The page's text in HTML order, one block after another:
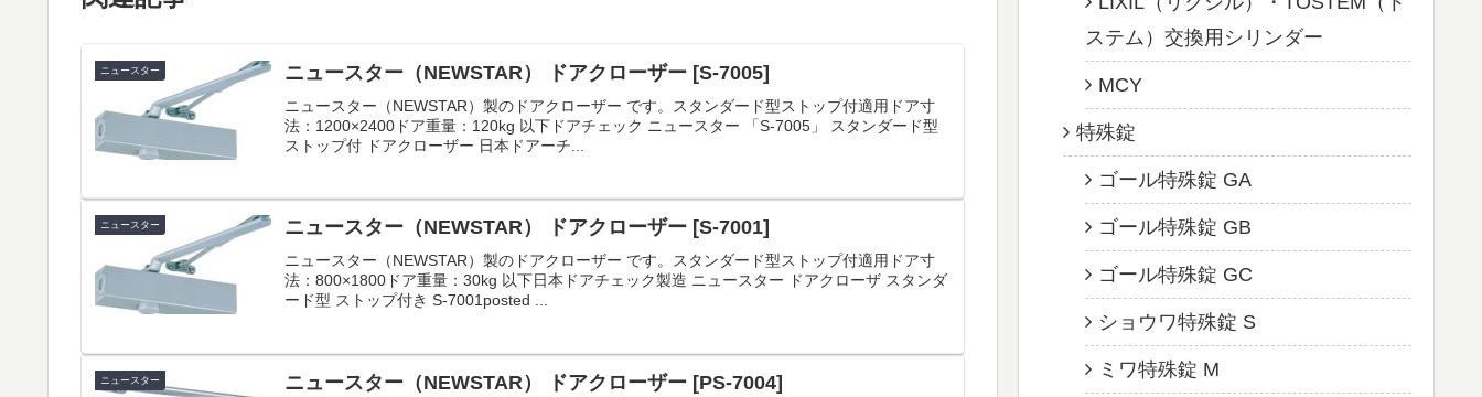
ニュースター ニュースター（NEWSTAR） ドアクローザー [S-7005]
ニュースター（NEWSTAR）製のドアクローザー です。スタンダード型ストップ付適用ドア寸
法：1200×2400ドア重量：120kg 以下ドアチェック ニュースター 「S-7005」 スタンダード型
ストップ付 ドアクローザー 日本ドアーチ...
ニュースター ニュースター（NEWSTAR） ドアクローザー [S-7001]
ニュースター（NEWSTAR）製のドアクローザー です。スタンダード型ストップ付適用ドア寸
法：800×1800ドア重量：30kg 以下日本ドアチェック製造 ニュースター ドアクローザ スタンダ
ード型 ストップ付き S-7001posted ...
ニュースター ニュースター（NEWSTAR） ドアクローザー [PS-7004]
ステム）交換用シリンダー
MCY
特殊錠
ゴール特殊錠 GA
ゴール特殊錠 GB
ゴール特殊錠 GC
ショウワ特殊錠 S
ミワ特殊錠 M